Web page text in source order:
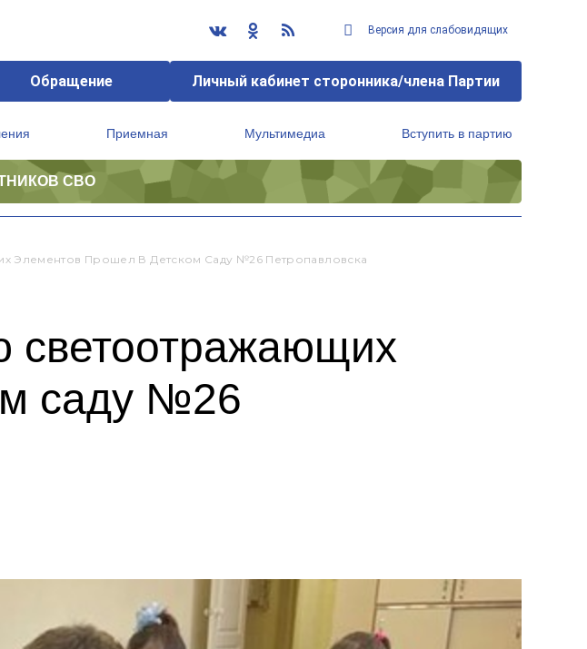
Версия для слабовидящих
Обращение Личный кабинет сторонника/члена Партии
Приемная Мультимедиа Вступить в партию
СВО
Элементов Прошел В Детском Саду №26 Петропавловска
светоотражающих
саду №26